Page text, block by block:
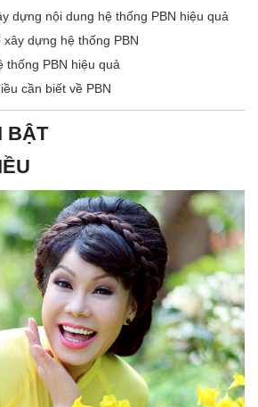
dựng nội dung hệ thống PBN hiệu quả
dựng hệ thống PBN
thống PBN hiệu quả
cần biết về PBN
BẬT